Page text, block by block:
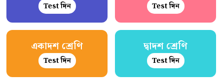
Test দিন Test দিন
একাদশ শ্রেণি
Test দিন
দ্বাদশ শ্রেণি
Test দিন